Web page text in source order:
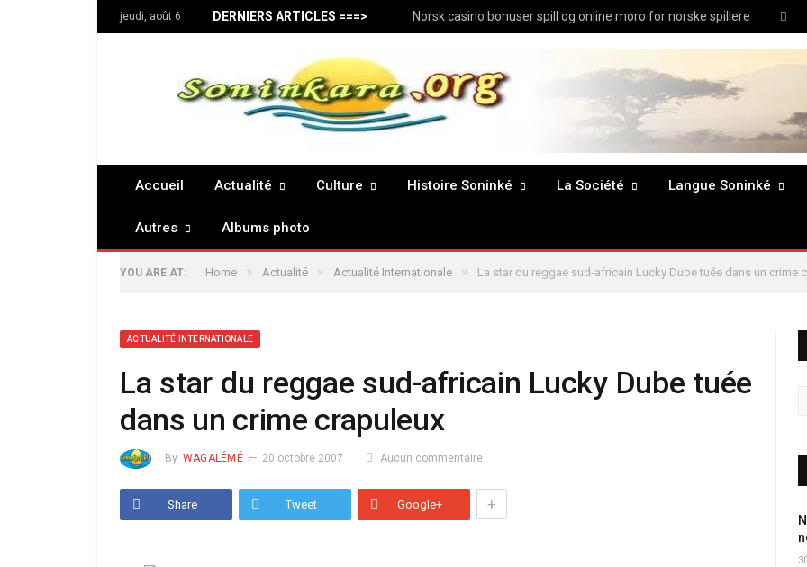
jeudi, août 6 DERNIERS ARTICLES ===> Norsk casino bonuser spill og online moro for norske spillere
Accueil Actualité Culture Histoire Soninké La Société Langue Soninké
Autres Albums photo
YOU ARE AT: Home » Actualité » Actualité Internationale » La star du reggae sud-africain Lucky Dube tuée dans un crime
ACTUALITÉ INTERNATIONALE
La star du reggae sud-africain Lucky Dube tuée
dans un crime crapuleux
By WAGALÉMÉ 20 octobre 2007 Aucun commentaire
Share Tweet Google+ +